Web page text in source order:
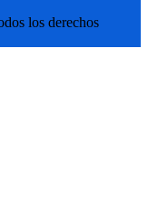
los derechos